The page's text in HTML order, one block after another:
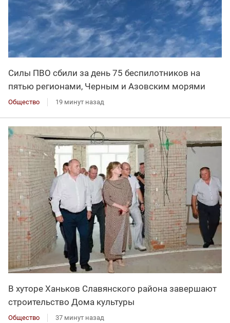
Силы ПВО сбили за день 75 беспилотников на
пятью регионами, Черным и Азовским морями
Общество 19 минут назад
В хуторе Ханьков Славянского района завершают
строительство Дома культуры
Общество 37 минут назад